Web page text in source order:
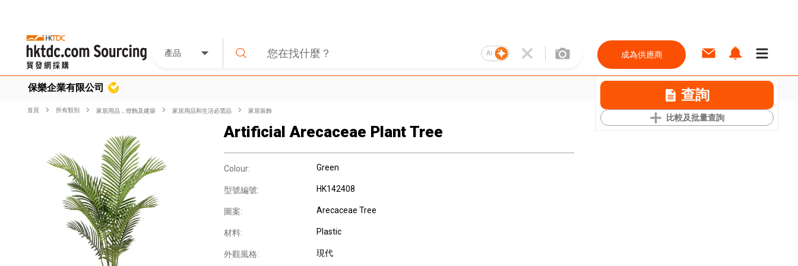
產品 AI 成為供應商
保樂企業有限公司 查詢
比較及批量查詢
首頁 所有類別 家居用品，燈飾及建築 家居用品和生活必需品 家居裝飾
Artificial Arecaceae Plant Tree
Colour: Green
型號編號: HK142408
圖案: Arecaceae Tree
材料: Plastic
外觀風格: 現代